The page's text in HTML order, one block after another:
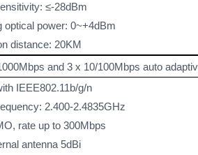
≤-28dBm
optical power: 0~+4dBm
distance: 20KM
and 3 x 10/100Mbps auto
IEEE802.11b/g/n
2.400-2.4835GHz
rate up to 300Mbps
antenna 5dBi